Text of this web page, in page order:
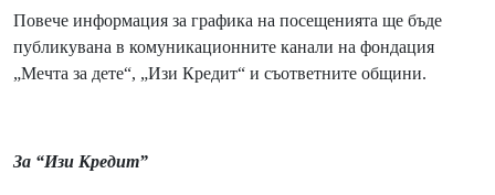
Повече информация за графика на посещенията ще бъде
публикувана в комуникационните канали на фондация
„Мечта за дете“, „Изи Кредит“ и съответните общини.
За “Изи Кредит”